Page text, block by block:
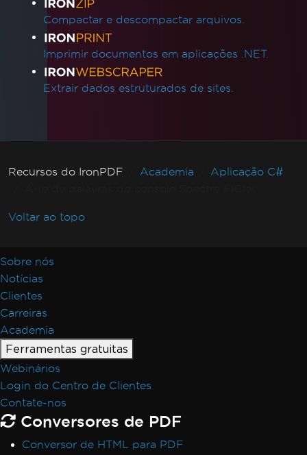
Compactar e descompactar arquivos.
Imprimir documentos em aplicações .NET.
Extrair dados estruturados de sites.
Recursos do IronPDF Academia
Aplicação C#
Voltar ao topo
Sobre nós
Notícias
Clientes
Carreiras
Academia
Ferramentas gratuitas
Webinários
Login do Centro de Clientes
Contate-nos
Conversores de PDF
Conversor de HTML para PDF